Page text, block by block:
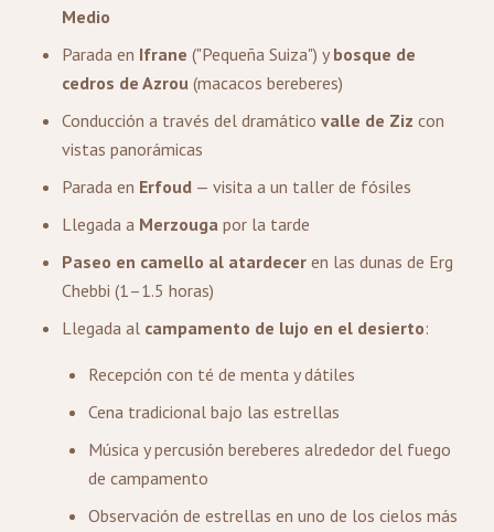
Medio
Parada en Ifrane ("Pequeña Suiza") y bosque de
cedros de Azrou (macacos bereberes)
Conducción a través del dramático valle de Ziz con
vistas panorámicas
Parada en Erfoud — visita a un taller de fósiles
Llegada a Merzouga por la tarde
Paseo en camello al atardecer en las dunas de Erg
Chebbi (1–1.5 horas)
Llegada al campamento de lujo en el desierto:
Recepción con té de menta y dátiles
Cena tradicional bajo las estrellas
Música y percusión bereberes alrededor del fuego
de campamento
Observación de estrellas en uno de los cielos más